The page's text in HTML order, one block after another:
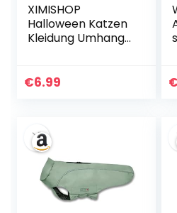
XIMISHOP
Halloween Katzen
Kleidung Umhang
Vampir Zubehör
Haustier
€6.99 €